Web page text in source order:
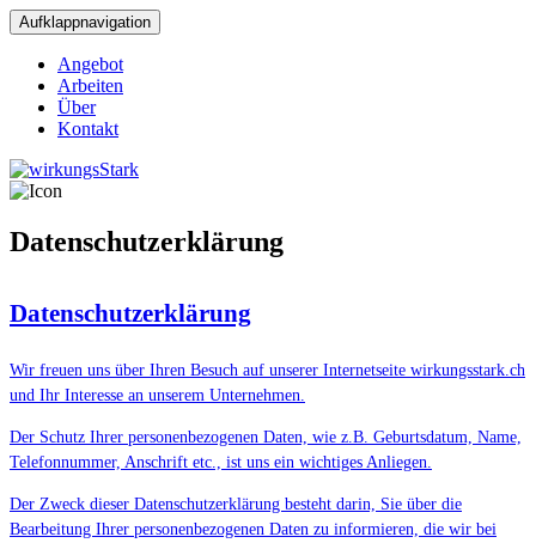
Aufklappnavigation
Angebot
Arbeiten
Über
Kontakt
Datenschutzerklärung
Datenschutzerklärung
Wir freuen uns über Ihren Besuch auf unserer Internetseite wirkungsstark.ch
und Ihr Interesse an unserem Unternehmen.
Der Schutz Ihrer personenbezogenen Daten, wie z.B. Geburtsdatum, Name,
Telefonnummer, Anschrift etc., ist uns ein wichtiges Anliegen.
Der Zweck dieser Datenschutzerklärung besteht darin, Sie über die
Bearbeitung Ihrer personenbezogenen Daten zu informieren, die wir bei